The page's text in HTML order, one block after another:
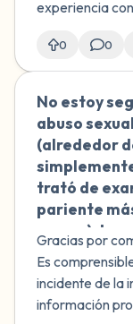
experiencia
0 0
No estoy
abuso
(alrededor
trató de
pariente
menor)
la
después de
fuerza ni
explícita,
Gracias por
Es
incidente de la
información